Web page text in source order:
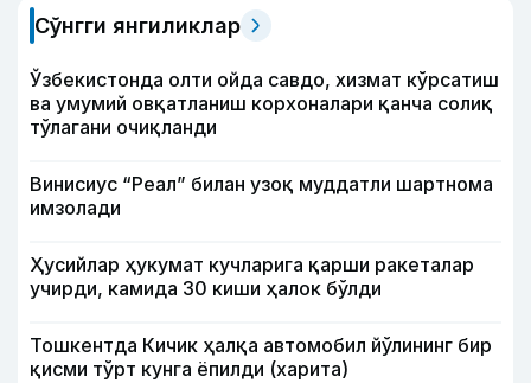
Сўнгги янгиликлар
Ўзбекистонда олти ойда савдо, хизмат кўрсатиш
ва умумий овқатланиш корхоналари қанча солиқ
тўлагани очиқланди
Винисиус “Реал” билан узоқ муддатли шартнома
имзолади
Ҳусийлар ҳукумат кучларига қарши ракеталар
учирди, камида 30 киши ҳалок бўлди
Тошкентда Кичик ҳалқа автомобил йўлининг бир
қисми тўрт кунга ёпилди (харита)